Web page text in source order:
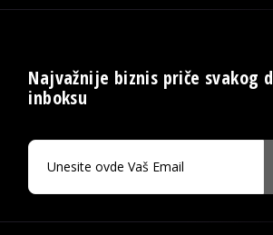
Najvažnije biznis priče svakog
inboksu